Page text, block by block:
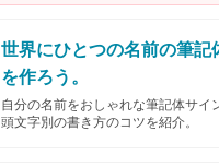
世界にひとつの名前の筆記
を作ろう。
自分の名前をおしゃれな筆記体サイ
頭文字別の書き方のコツを紹介。